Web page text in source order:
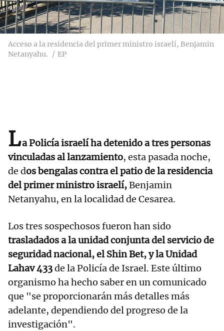
Acceso a la residencia del primer ministro israelí, Benjamin
Netanyahu.
EP
La Policía israelí ha detenido a tres personas
vinculadas al lanzamiento, esta pasada noche,
de dos bengalas contra el patio de la residencia
del primer ministro israelí,Benjamin
Netanyahu, en la localidad de Cesarea.
Los tres sospechosos fueron han sido
trasladados a la unidad conjunta del servicio de
seguridad nacional, el Shin Bet, y la Unidad
Lahav 433de la Policía de Israel. Este último
organismo ha hecho saber en un comunicado
que "se proporcionarán más detalles más
adelante, dependiendo del progreso de la
investigación".